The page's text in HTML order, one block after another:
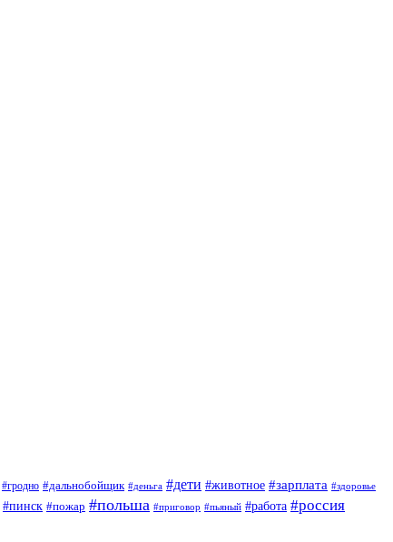
#гродно #дальнобойщик #деньга #дети #животное #зарплата #здоровье
#пинск #пожар #польша #приговор #пьяный #работа #россия